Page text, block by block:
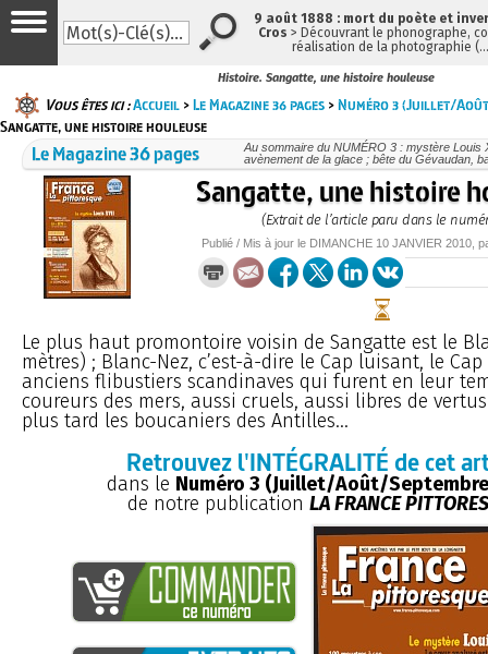
Histoire. Sangatte, une histoire houleuse
Vous êtes ici :Accueil >Le Magazine 36 pages >Numéro 3 (Juillet/
Sangatte, une histoire houleuse
Le Magazine 36 pages
Au sommaire du NUMÉRO 3 : mystère Louis
avènement de la glace ; bête du Gévaudan,
Sangatte, une histoire
(Extrait de l’article paru dans le
Publié / Mis à jour le DIMANCHE 10 JANVIER 2010 ,
Le plus haut promontoire voisin de Sangatte est le
mètres) ; Blanc-Nez, c’est-à-dire le Cap luisant, le
anciens flibustiers scandinaves qui furent en leur
coureurs des mers, aussi cruels, aussi libres de
plus tard les boucaniers des Antilles...
Retrouvez l'INTÉGRALITÉ de cet
dans le Numéro 3 (Juillet/Août/
de notre publication LA FRANCE
9 août 1888 : mort du poète et
Cros > Découvrant le phonographe,
réalisation de la photographie